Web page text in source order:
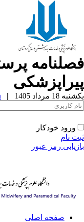
18 مرداد 1405 |
ورود خودکار
نام
رمز عبور
صفحه اصلی